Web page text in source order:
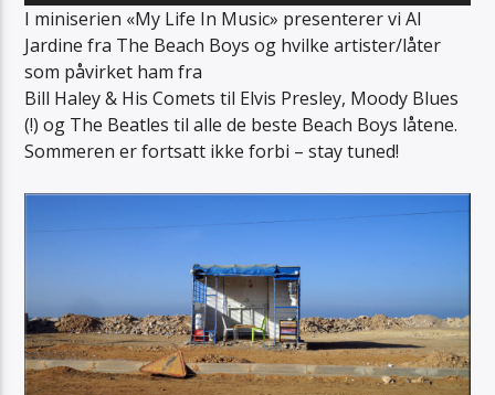
Radio Sotra
I miniserien «My Life In Music» presenterer vi Al
Jardine fra The Beach Boys og hvilke artister/låter
som påvirket ham fra
Bill Haley & His Comets til Elvis Presley, Moody Blues
(!) og The Beatles til alle de beste Beach Boys låtene.
Sommeren er fortsatt ikke forbi – stay tuned!